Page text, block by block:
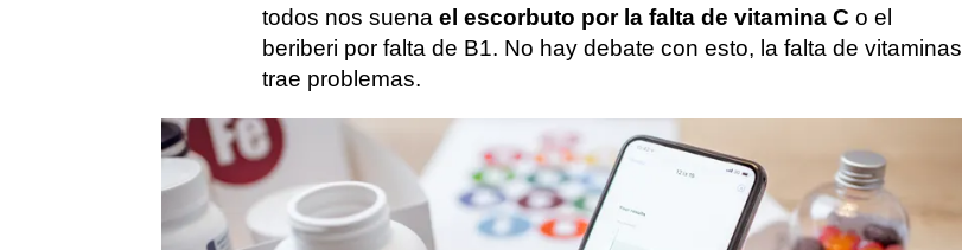
todos nos suena el escorbuto por la falta de vitamina C o el
beriberi por falta de B1. No hay debate con esto, la falta de vitaminas
trae problemas.